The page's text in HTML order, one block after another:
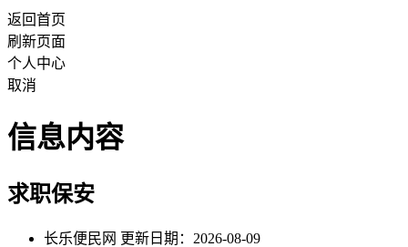
返回首页
刷新页面
个人中心
取消
信息内容
求职保安
长乐便民网 更新日期：2026-08-09